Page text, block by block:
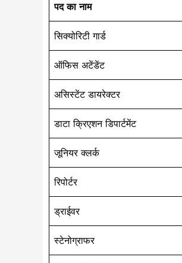
पद का नाम
सिक्योरिटी गार्ड
ऑफिस अटेंडेंट
असिस्टेंट डायरेक्टर
डाटा क्रिएशन डिपार्टमेंट
जूनियर क्लर्क
रिपोर्टर
ड्राईवर
स्टेनोग्राफर